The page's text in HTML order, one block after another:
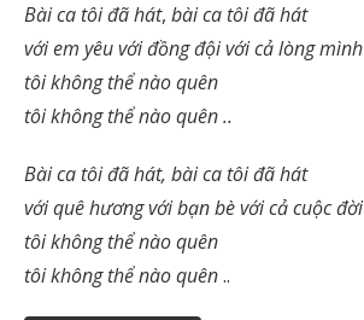
Bài ca tôi đã hát, bài ca tôi đã hát
với em yêu với đồng đội với cả lòng mình
tôi không thể nào quên
tôi không thể nào quên ..
Bài ca tôi đã hát, bài ca tôi đã hát
với quê hương với bạn bè với cả cuộc đời
tôi không thể nào quên
tôi không thể nào quên..